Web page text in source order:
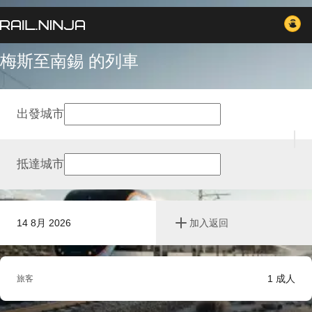
梅斯至南錫 的列車
14 8月 2026 加入返回
出發城市
抵達城市
旅客 1 成人